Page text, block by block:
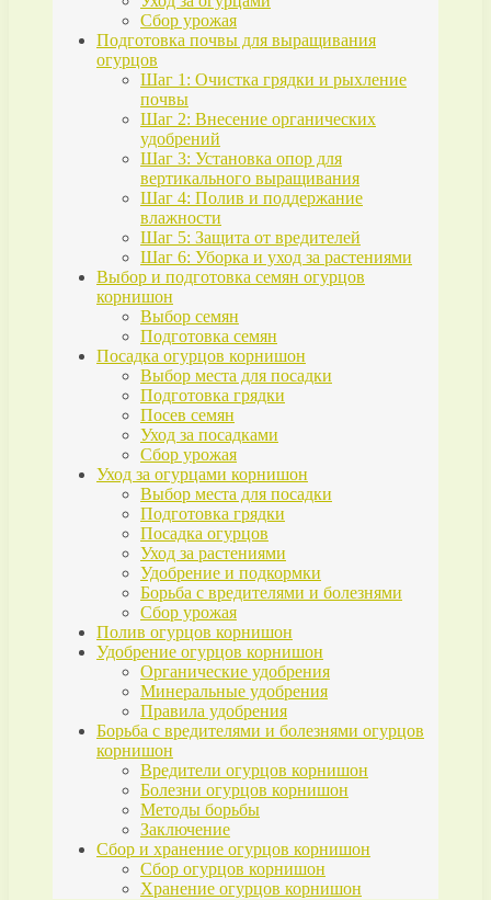
Сбор урожая
Подготовка почвы для выращивания
огурцов
Шаг 1: Очистка грядки и рыхление
почвы
Шаг 2: Внесение органических
удобрений
Шаг 3: Установка опор для
вертикального выращивания
Шаг 4: Полив и поддержание
влажности
Шаг 5: Защита от вредителей
Шаг 6: Уборка и уход за растениями
Выбор и подготовка семян огурцов
корнишон
Выбор семян
Подготовка семян
Посадка огурцов корнишон
Выбор места для посадки
Подготовка грядки
Посев семян
Уход за посадками
Сбор урожая
Уход за огурцами корнишон
Выбор места для посадки
Подготовка грядки
Посадка огурцов
Уход за растениями
Удобрение и подкормки
Борьба с вредителями и болезнями
Сбор урожая
Полив огурцов корнишон
Удобрение огурцов корнишон
Органические удобрения
Минеральные удобрения
Правила удобрения
Борьба с вредителями и болезнями огурцов
корнишон
Вредители огурцов корнишон
Болезни огурцов корнишон
Методы борьбы
Заключение
Сбор и хранение огурцов корнишон
Сбор огурцов корнишон
Хранение огурцов корнишон